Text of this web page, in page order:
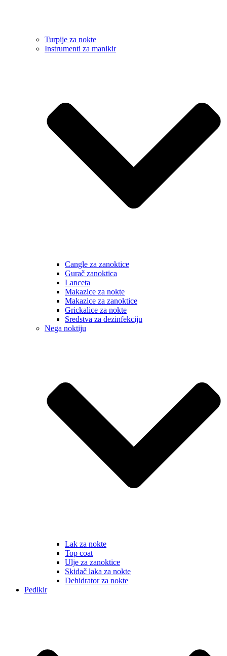
Turpije za nokte
Instrumenti za manikir
Cangle za zanoktice
Gurač zanoktica
Lanceta
Makazice za nokte
Makazice za zanoktice
Grickalice za nokte
Sredstva za dezinfekciju
Nega noktiju
Lak za nokte
Top coat
Ulje za zanoktice
Skidač laka za nokte
Dehidrator za nokte
Pedikir